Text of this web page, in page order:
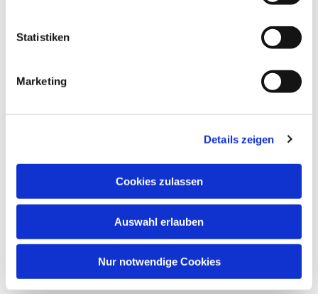
Statistiken
Marketing
Details zeigen
Cookies zulassen
Auswahl erlauben
Nur notwendige Cookies